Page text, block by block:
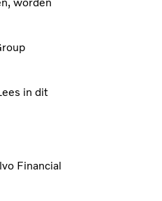
worden
in dit
Financial